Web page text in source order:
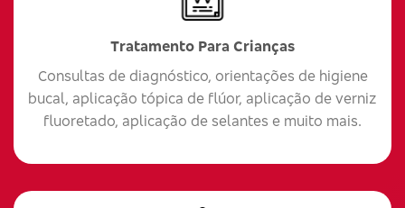
Tratamento Para Crianças
Consultas de diagnóstico, orientações de higiene
bucal, aplicação tópica de flúor, aplicação de verniz
fluoretado, aplicação de selantes e muito mais.